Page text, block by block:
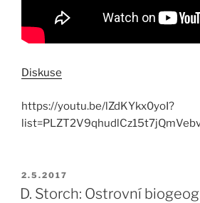
Diskuse
https://youtu.be/lZdKYkx0yoI?
PUBLIKOVÁNO
2.5.2017
D. Storch: Ostrovní